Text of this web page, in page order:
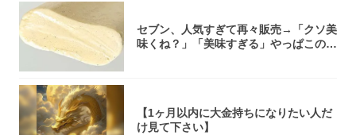
セブン、人気すぎて再々販売→「クソ美
味くね？」「美味すぎる」やっぱこのク
【1ヶ月以内に大金持ちになりたい人だ
け見て下さい】